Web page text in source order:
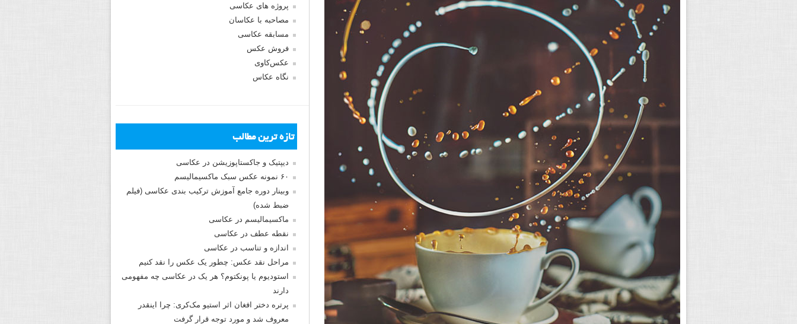
پروژه های عکاسی
مصاحبه با عکاسان
مسابقه عکاسی
فروش عکس
عکس‌کاوی
نگاه عکاس
تازه ترین مطالب
دیپتیک و جاکستا‌پوزیشن در عکاسی
۶۰ نمونه عکس سبک ماکسیمالیسم
وبینار دوره جامع آموزش ترکیب بندی عکاسی (فیلم
ضبط شده)
ماکسیمالیسم در عکاسی
نقطه عطف در عکاسی
اندازه و تناسب در عکاسی
مراحل نقد عکس: چطور یک عکس را نقد کنیم
استودیوم یا پونکتوم؟ هر یک در عکاسی چه مفهومی
دارند
پرتره دختر افغان اثر استیو مک‌کری: چرا اینقدر
معروف شد و مورد توجه قرار گرفت